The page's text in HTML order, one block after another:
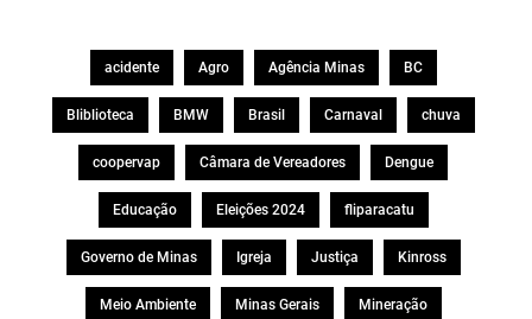
acidente Agro Agência Minas BC
Bliblioteca BMW Brasil Carnaval chuva
coopervap Câmara de Vereadores Dengue
Educação Eleições 2024 fliparacatu
Governo de Minas Igreja Justiça Kinross
Meio Ambiente Minas Gerais Mineração